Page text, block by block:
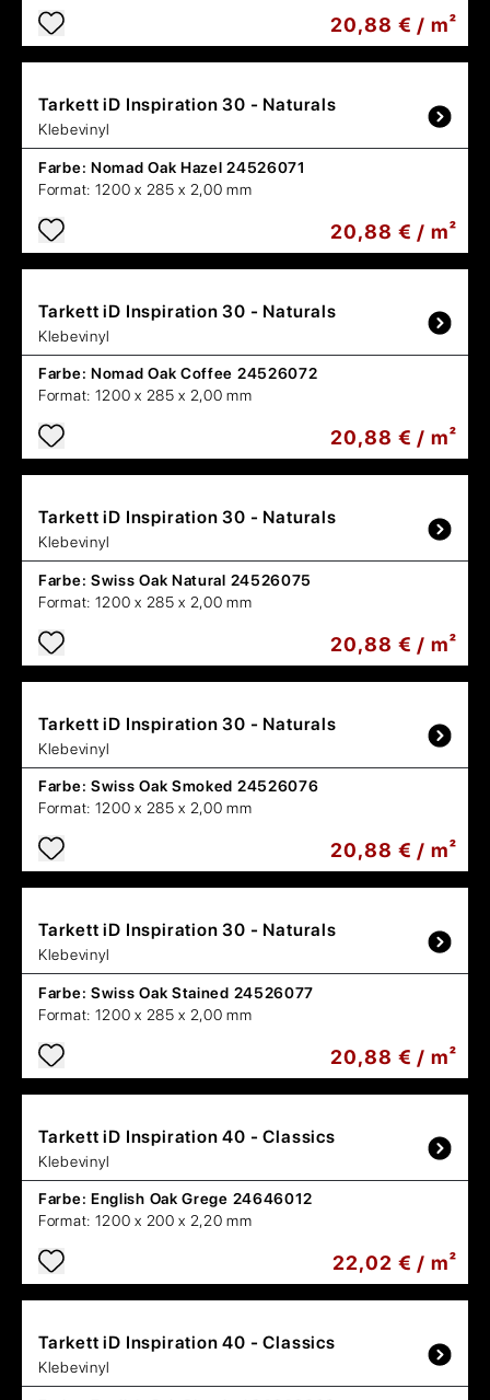
20,88 € / m²
Tarkett iD Inspiration 30 - Naturals
Klebevinyl
Farbe: Nomad Oak Hazel 24526071
Format: 1200 x 285 x 2,00 mm
20,88 € / m²
Tarkett iD Inspiration 30 - Naturals
Klebevinyl
Farbe: Nomad Oak Coffee 24526072
Format: 1200 x 285 x 2,00 mm
20,88 € / m²
Tarkett iD Inspiration 30 - Naturals
Klebevinyl
Farbe: Swiss Oak Natural 24526075
Format: 1200 x 285 x 2,00 mm
20,88 € / m²
Tarkett iD Inspiration 30 - Naturals
Klebevinyl
Farbe: Swiss Oak Smoked 24526076
Format: 1200 x 285 x 2,00 mm
20,88 € / m²
Tarkett iD Inspiration 30 - Naturals
Klebevinyl
Farbe: Swiss Oak Stained 24526077
Format: 1200 x 285 x 2,00 mm
20,88 € / m²
Tarkett iD Inspiration 40 - Classics
Klebevinyl
Farbe: English Oak Grege 24646012
Format: 1200 x 200 x 2,20 mm
22,02 € / m²
Tarkett iD Inspiration 40 - Classics
Klebevinyl